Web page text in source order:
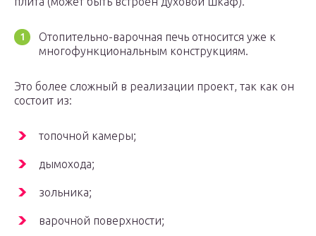
Отопительно-варочная печь относится уже к
многофункциональным конструкциям.
Это более сложный в реализации проект, так как он
состоит из:
топочной камеры;
дымохода;
зольника;
варочной поверхности;